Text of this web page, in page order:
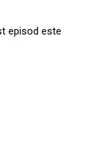
episod este